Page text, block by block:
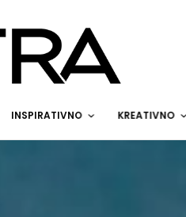
INSPIRATIVNO KREATIVNO